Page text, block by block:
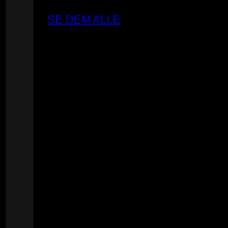
SE DEM ALLE